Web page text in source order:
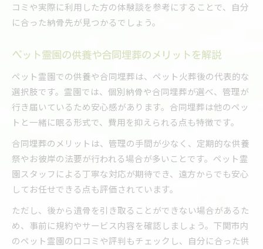
コミや実際に利用した方の体験談を参考にすることで、自分
に合った納骨先が見つかるでしょう。
ペット霊園の供養や合同埋葬のメリットを解説
ペット霊園での供養や合同埋葬は、ペット火葬後の代表的な
選択肢です。霊園では、個別納骨や合同埋葬が選べ、管理が
行き届いているため安心感があります。合同埋葬は他のペッ
トと一緒に眠る形式で、費用を抑えられる点も特徴です。
合同埋葬のメリットは、管理の手間が少なく、定期的な供養
祭やお彼岸の法要が行われる場合が多いことです。ペット霊
園スタッフによる丁寧な対応が期待でき、遠方からでも安心
してお任せできる点も評価されています。
ただし、後から遺骨を引き取ることができない場合があるた
め、事前に規約やサービス内容を確認しましょう。下関市内
のペット霊園の口コミや評判もチェックし、自分に合った供